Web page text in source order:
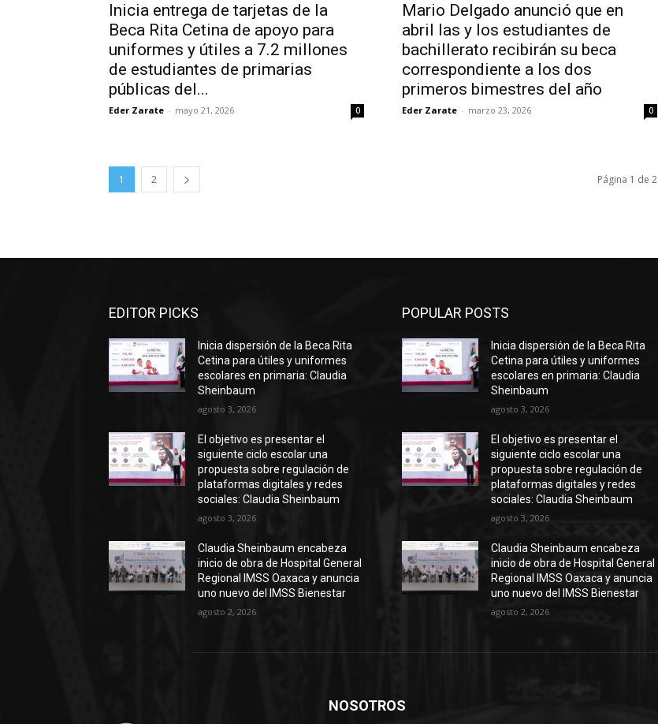
Inicia entrega de tarjetas de la
Beca Rita Cetina de apoyo para
uniformes y útiles a 7.2 millones
de estudiantes de primarias
públicas del...
Eder Zarate - mayo 21, 2026 0
Mario Delgado anunció que en
abril las y los estudiantes de
bachillerato recibirán su beca
correspondiente a los dos
primeros bimestres del año
Eder Zarate - marzo 23, 2026 0
1 2 Página 1 de 2
EDITOR PICKS
Inicia dispersión de la Beca Rita
Cetina para útiles y uniformes
escolares en primaria: Claudia
Sheinbaum
agosto 3, 2026
El objetivo es presentar el
siguiente ciclo escolar una
propuesta sobre regulación de
plataformas digitales y redes
sociales: Claudia Sheinbaum
agosto 3, 2026
Claudia Sheinbaum encabeza
inicio de obra de Hospital General
Regional IMSS Oaxaca y anuncia
uno nuevo del IMSS Bienestar
agosto 2, 2026
POPULAR POSTS
Inicia dispersión de la Beca Rita
Cetina para útiles y uniformes
escolares en primaria: Claudia
Sheinbaum
agosto 3, 2026
El objetivo es presentar el
siguiente ciclo escolar una
propuesta sobre regulación de
plataformas digitales y redes
sociales: Claudia Sheinbaum
agosto 3, 2026
Claudia Sheinbaum encabeza
inicio de obra de Hospital General
Regional IMSS Oaxaca y anuncia
uno nuevo del IMSS Bienestar
agosto 2, 2026
NOSOTROS